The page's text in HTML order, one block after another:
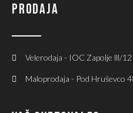
PRODAJA
Velerodaja - IOC Zapolje lll/
Maloprodaja - Pod Hruševco